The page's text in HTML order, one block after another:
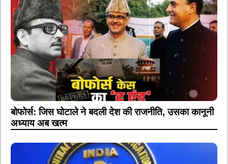
बोफोर्स: जिस घोटाले ने बदली देश की राजनीति, उसका कानूनी
अध्याय अब खत्म